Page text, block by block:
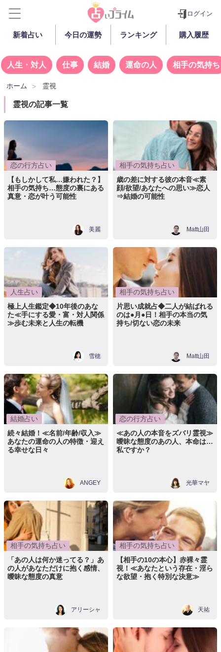
ログイン
新着占い 今日の運勢 ランキング 購入履歴
人生・対人 仕事 結婚 運命の人 相手の気持ち
ホーム 霊視
霊視の記事一覧
恋の行方占い
【もしかして私…嫌われた？】
相手の気持ち…態度の裏にある
真意・恋が叶う可能性
美麗
相手の気持ち占い
歳の差に対する彼の本音≪素
顔/欲望/あなたへの思い≫恋人
⇒結婚の可能性
Matt山田
人生占い
極上人生鑑定◆10年後のあな
た≪手にする愛・富・対人関係
≫歩む未来と人生の転機
雪穂
相手の気持ち占い
片思い成就占◆二人が結ばれる
のは●月●日！相手の本当の気
持ち/切ない恋の未来
Matt山田
結婚占い
続々結婚！≪名前/年齢/収入≫
あなたの運命の人の特徴・迎え
る幸せな日々
ANGEY
恋の行方占い
≪あの人の本音をズバリ霊視≫
曖昧な態度のあの人、本命は…
私ですか？
光華マヤ
相手の気持ち占い
「あの人は何か迷ってる？」あ
の人があなただけに抱く感情、
曖昧な態度の真意
アリーシャ
相手の気持ち占い
【相手の10の本心】赤裸々霊
視！≪あなたという存在・淫ら
な欲望・抱く特別な決意≫
天祐